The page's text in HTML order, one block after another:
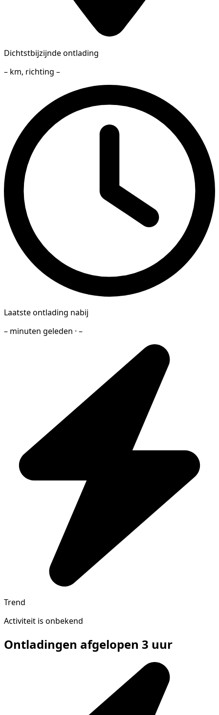
Dichtstbijzijnde ontlading
– km, richting –
Laatste ontlading nabij
– minuten geleden · –
Trend
Activiteit is onbekend
Ontladingen afgelopen 3 uur